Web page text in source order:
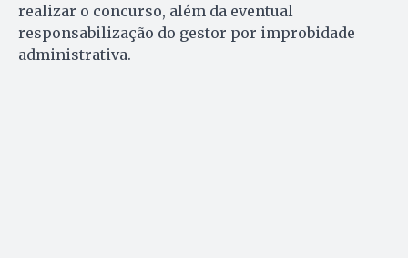
realizar o concurso, além da eventual
responsabilização do gestor por improbidade
administrativa.